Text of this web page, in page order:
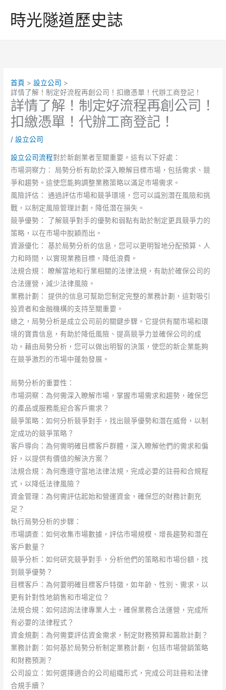
時光隧道歷史誌
首頁
設立公司
詳情了解！制定好流程再創公司！扣繳憑單！代辦工商登記！
詳情了解！制定好流程再創公司！
扣繳憑單！代辦工商登記！
/設立公司
設立公司流程對於新創業者至關重要。這有以下好處：
市場洞察力： 局勢分析有助於深入瞭解目標市場，包括需求、競
爭和趨勢。這使您能夠調整業務策略以滿足市場需求。
風險評估： 通過評估市場和競爭環境，您可以識別潛在風險和挑
戰，以制定風險管理計劃，降低潛在損失。
競爭優勢： 了解競爭對手的優勢和弱點有助於制定更具競爭力的
策略，以在市場中脫穎而出。
資源優化： 基於局勢分析的信息，您可以更明智地分配預算、人
力和時間，以實現業務目標，降低浪費。
法規合規： 瞭解當地和行業相關的法律法規，有助於確保公司的
合法運營，減少法律風險。
業務計劃： 提供的信息可幫助您制定完整的業務計劃，這對吸引
投資者和金融機構的支持至關重要。
總之，局勢分析是成立公司前的關鍵步驟。它提供有關市場和環
境的寶貴信息，有助於降低風險、提高競爭力並確保公司的成
功。藉由局勢分析，您可以做出明智的決策，使您的新企業能夠
在競爭激烈的市場中蓬勃發展。
局勢分析的重要性：
市場洞察：為何需深入瞭解市場，掌握市場需求和趨勢，確保您
的產品或服務能迎合客戶需求？
競爭策略：如何分析競爭對手，找出競爭優勢和潛在威脅，以制
定成功的競爭策略？
客戶導向：為何需明確目標客戶群體，深入瞭解他們的需求和偏
好，以提供有價值的解決方案？
法規合規：為何應遵守當地法律法規，完成必要的註冊和合規程
式，以降低法律風險？
資金管理：為何需評估起始和營運資金，確保您的財務計劃充
足？
執行局勢分析的步驟：
市場調查：如何收集市場數據，評估市場規模、增長趨勢和潛在
客戶數量？
競爭分析：如何研究競爭對手，分析他們的策略和市場份額，找
到競爭優勢？
目標客戶：為何要明確目標客戶特徵，如年齡、性別、需求，以
更有針對性地銷售和市場定位？
法規合規：如何諮詢法律專業人士，確保業務合法運營，完成所
有必要的法律程式？
資金規劃：為何需要評估資金需求，制定財務預算和籌款計劃？
業務計劃：如何基於局勢分析制定業務計劃，包括市場營銷策略
和財務預測？
公司設立：如何選擇適合的公司組織形式，完成公司註冊和法律
合規手續？